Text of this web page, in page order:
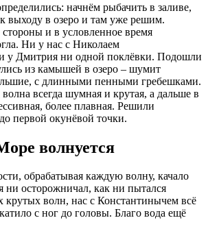
начнём рыбачить в заливе,
выходу в озеро и там уже решим.
и в условленное время
Ни у нас с Николаем
у Дмитрия ни одной поклёвки. Подошли
из камышей в озеро – шумит
с длинными пенными гребешками.
всегда шумная и крутая, а дальше в
более плавная. Решили
первой окунёвой точки.
волнуется
обрабатывая каждую волну, качало
ни осторожничал, как ни пытался
крутых волн, нас с Константинычем всё
с ног до головы. Благо вода ещё